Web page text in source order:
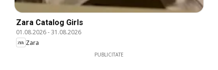
Zara Catalog Girls
01.08.2026-31.08.2026
Zara
PUBLICITATE